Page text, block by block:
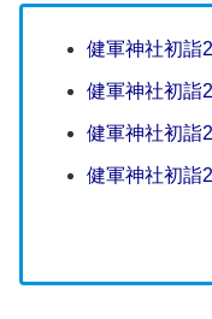
健軍神社初詣
健軍神社初詣
健軍神社初詣
健軍神社初詣